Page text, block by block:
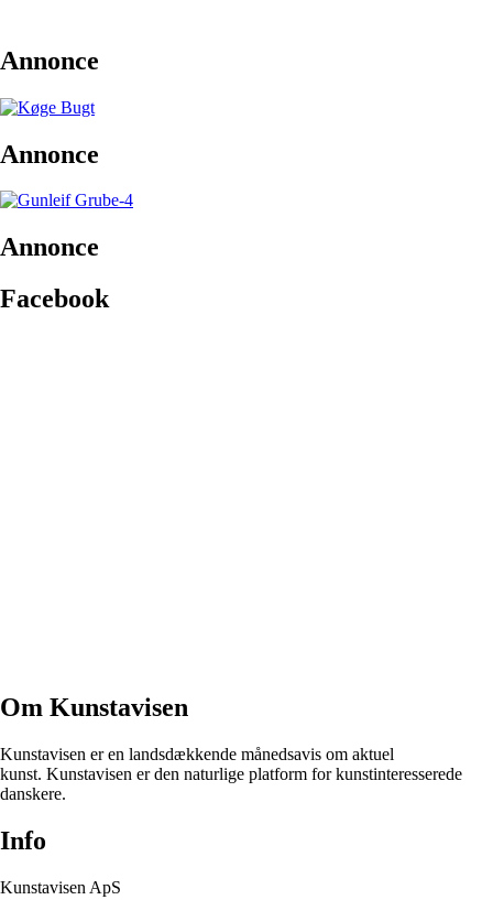
Annonce
Annonce
Annonce
Facebook
Om Kunstavisen
Kunstavisen er en landsdækkende månedsavis om aktuel
kunst. Kunstavisen er den naturlige platform for kunstinteresserede
danskere.
Info
Kunstavisen ApS